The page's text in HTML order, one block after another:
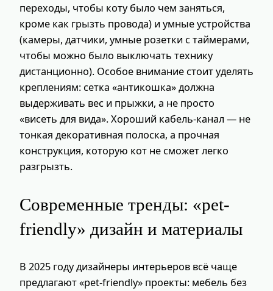
переходы, чтобы коту было чем заняться,
кроме как грызть провода) и умные устройства
(камеры, датчики, умные розетки с таймерами,
чтобы можно было выключать технику
дистанционно). Особое внимание стоит уделять
креплениям: сетка «антикошка» должна
выдерживать вес и прыжки, а не просто
«висеть для вида». Хороший кабель-канал — не
тонкая декоративная полоска, а прочная
конструкция, которую кот не сможет легко
разгрызть.
Современные тренды: «pet-
friendly» дизайн и материалы
В 2025 году дизайнеры интерьеров всё чаще
предлагают «pet-friendly» проекты: мебель без